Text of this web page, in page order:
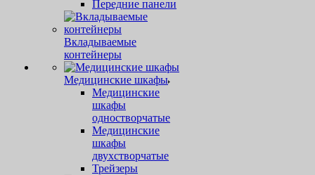
Передние панели
Вкладываемые
контейнеры
Медицинские шкафы
Медицинские
шкафы
одностворчатые
Медицинские
шкафы
двухстворчатые
Трейзеры